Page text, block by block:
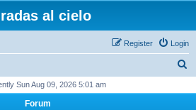
al cielo
Login
Register
Sun Aug 09, 2026 5:01 am
Forum